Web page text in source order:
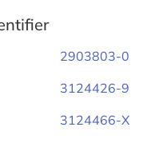
2903803-0
3124426-9
3124466-X